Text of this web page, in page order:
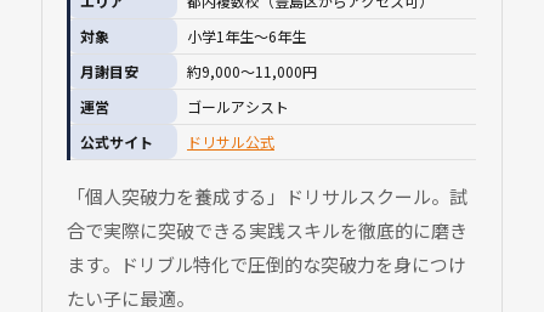
対象
小学1年生〜6年生
月謝目安
約9,000〜11,000円
運営
ゴールアシスト
公式サイト
ドリサル公式
「個人突破力を養成する」ドリサルスクール。試
合で実際に突破できる実践スキルを徹底的に磨き
ます。ドリブル特化で圧倒的な突破力を身につけ
たい子に最適。